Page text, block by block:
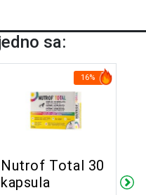
sa:
16%
Nutrof Total 30
kapsula